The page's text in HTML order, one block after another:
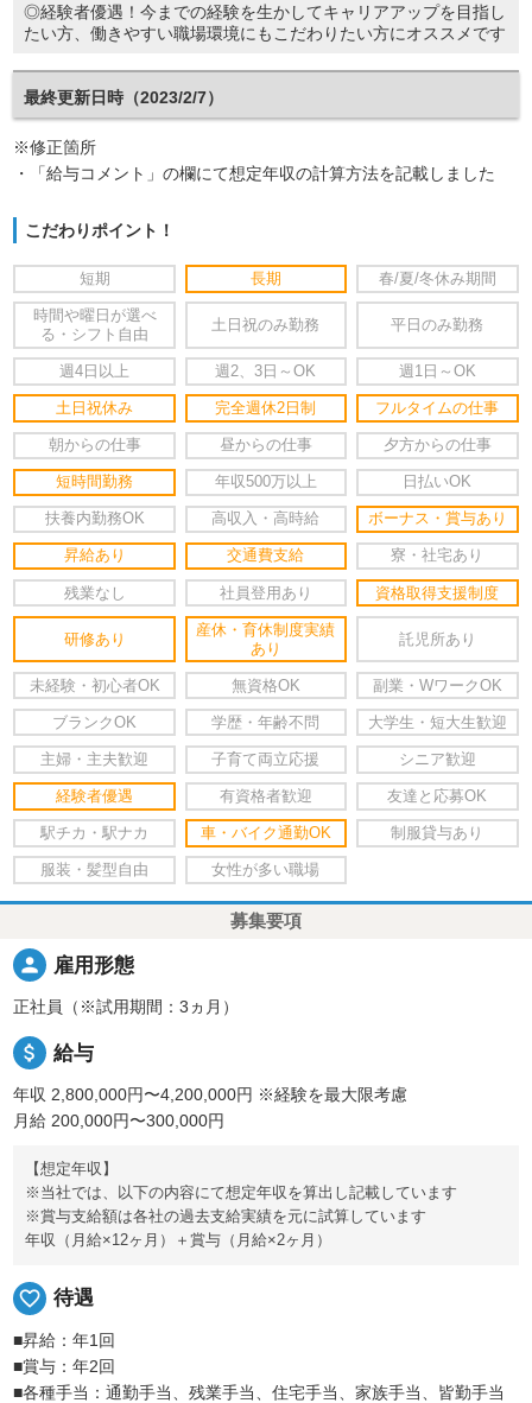
◎経験者優遇！今までの経験を生かしてキャリアアップを目指し
たい方、働きやすい職場環境にもこだわりたい方にオススメです
最終更新日時（2023/2/7）
※修正箇所
・「給与コメント」の欄にて想定年収の計算方法を記載しました
こだわりポイント！
短期 長期 春/夏/冬休み期間
時間や曜日が選べ
る・シフト自由
土日祝のみ勤務 平日のみ勤務
週4日以上 週2、3日～OK 週1日～OK
土日祝休み 完全週休2日制 フルタイムの仕事
朝からの仕事 昼からの仕事 夕方からの仕事
短時間勤務 年収500万以上 日払いOK
扶養内勤務OK 高収入・高時給 ボーナス・賞与あり
昇給あり 交通費支給 寮・社宅あり
残業なし 社員登用あり 資格取得支援制度
研修あり
産休・育休制度実績
あり
託児所あり
未経験・初心者OK 無資格OK 副業・WワークOK
ブランクOK 学歴・年齢不問 大学生・短大生歓迎
主婦・主夫歓迎 子育て両立応援 シニア歓迎
経験者優遇 有資格者歓迎 友達と応募OK
駅チカ・駅ナカ 車・バイク通勤OK 制服貸与あり
服装・髪型自由 女性が多い職場
募集要項
person 雇用形態
正社員（※試用期間：3ヵ月）
attach_money 給与
年収 2,800,000円〜4,200,000円 ※経験を最大限考慮
月給 200,000円〜300,000円
【想定年収】
※当社では、以下の内容にて想定年収を算出し記載しています
※賞与支給額は各社の過去支給実績を元に試算しています
年収（月給×12ヶ月）＋賞与（月給×2ヶ月）
favorite_border 待遇
■昇給：年1回
■賞与：年2回
■各種手当：通勤手当、残業手当、住宅手当、家族手当、皆勤手当